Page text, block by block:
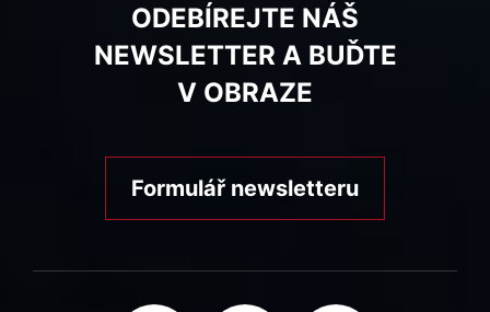
ODEBÍREJTE NÁŠ
NEWSLETTER A BUĎTE
V OBRAZE
Formulář newsletteru